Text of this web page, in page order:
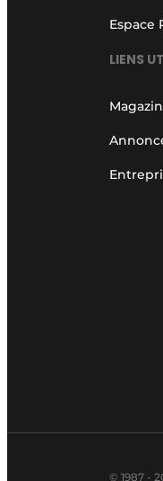
Espace
LIENS
© 1987 -